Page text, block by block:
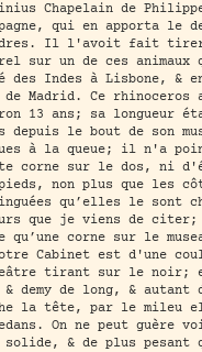
Chapelain de
qui en apporta le
Il l'avoit fait
sur un de ces animaux
des Indes à Lisbone, &
de Madrid. Ce rhinoceros
13 ans; sa longueur
depuis le bout de son
à la queue; il n'a
corne sur le dos, ni
non plus que les
qu’elles le sont
que je viens de
qu’une corne sur le
Cabinet est d'une
tirant sur le noir;
& demy de long, &
la tête, par le mileu
On ne peut guère
solide, & de plus pesant